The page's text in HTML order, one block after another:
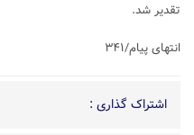
تقدیر شد.
انتهای پیام/۳۴۱
اشتراک گذاری :